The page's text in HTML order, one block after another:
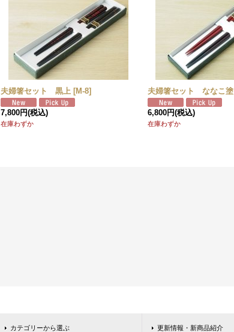
夫婦箸セット 黒上 [M-8]
7,800円(税込)
在庫わずか
夫婦箸セット ななこ塗
6,800円(税込)
在庫わずか
カテゴリーから選ぶ 更新情報・新商品紹介